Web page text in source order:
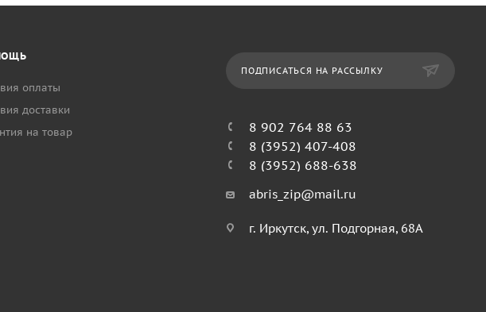
оплаты
доставки
на товар
ПОДПИСАТЬСЯ НА РАССЫЛКУ
8 902 764 88 63
8 (3952) 407-408
8 (3952) 688-638
abris_zip@mail.ru
г. Иркутск, ул. Подгорная, 68А